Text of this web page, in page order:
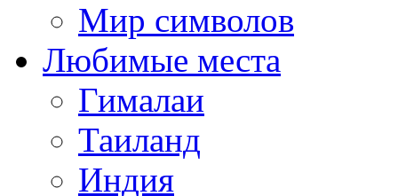
Мир символов
Любимые места
Гималаи
Таиланд
Индия